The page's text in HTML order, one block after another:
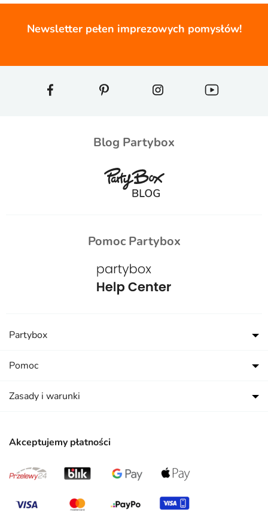
Newsletter pełen imprezowych pomysłów!
Blog Partybox
Pomoc Partybox
Akceptujemy płatności
Partybox
Pomoc
Zasady i warunki